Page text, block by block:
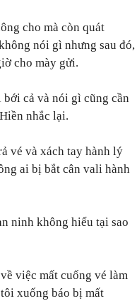
cho mà còn quát
nói gì nhưng sau đó,
cho mày gửi.
cả và nói gì cũng cần
nhắc lại.
vé và xách tay hành lý
ai bị bắt cân vali hành
ninh không hiểu tại sao
việc mất cuống vé làm
xuống báo bị mất